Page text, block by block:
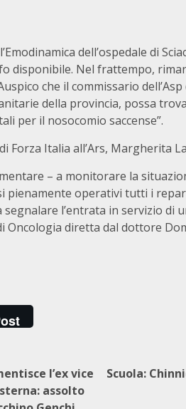
dell’ospedale di
disponibile. Nel frattempo,
che il commissario
della provincia, possa
per il nosocomio saccense”.
Italia all’Ars, Margherita
– a monitorare la
pienamente operativi tutti i
l’entrata in servizio di
diretta dal dottore
l’ex vice
assolto
Scuola: